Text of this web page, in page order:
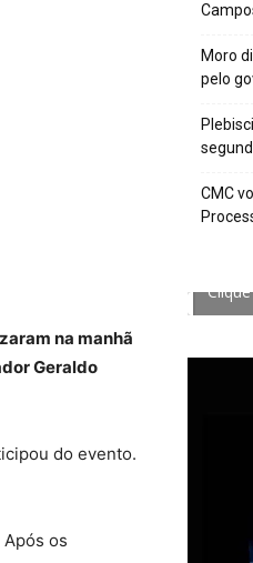
na manhã
Geraldo
do evento.
os
Moro
pelo
CMC